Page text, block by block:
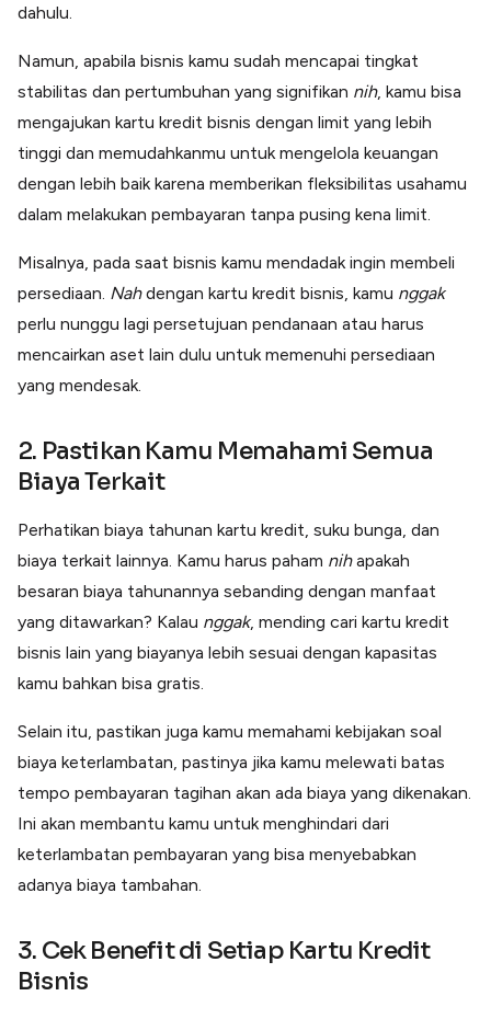
dahulu.
Namun, apabila bisnis kamu sudah mencapai tingkat
stabilitas dan pertumbuhan yang signifikan nih, kamu bisa
mengajukan kartu kredit bisnis dengan limit yang lebih
tinggi dan memudahkanmu untuk mengelola keuangan
dengan lebih baik karena memberikan fleksibilitas usahamu
dalam melakukan pembayaran tanpa pusing kena limit.
Misalnya, pada saat bisnis kamu mendadak ingin membeli
persediaan. Nahdengan kartu kredit bisnis, kamu nggak
perlu nunggu lagi persetujuan pendanaan atau harus
mencairkan aset lain dulu untuk memenuhi persediaan
yang mendesak.
2. Pastikan Kamu Memahami Semua
Biaya Terkait
Perhatikan biaya tahunan kartu kredit, suku bunga, dan
biaya terkait lainnya. Kamu harus paham nihapakah
besaran biaya tahunannya sebanding dengan manfaat
yang ditawarkan? Kalau nggak, mending cari kartu kredit
bisnis lain yang biayanya lebih sesuai dengan kapasitas
kamu bahkan bisa gratis.
Selain itu, pastikan juga kamu memahami kebijakan soal
biaya keterlambatan, pastinya jika kamu melewati batas
tempo pembayaran tagihan akan ada biaya yang dikenakan.
Ini akan membantu kamu untuk menghindari dari
keterlambatan pembayaran yang bisa menyebabkan
adanya biaya tambahan.
3. Cek Benefit di Setiap Kartu Kredit
Bisnis